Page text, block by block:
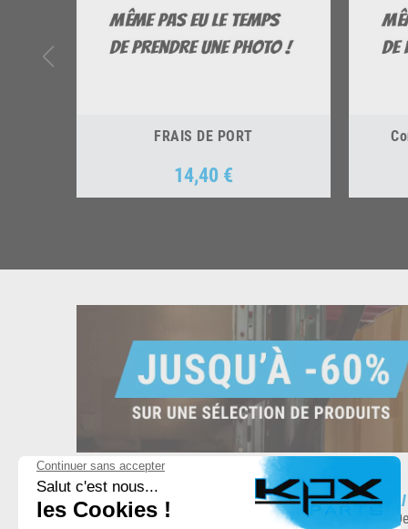
FRAIS DE PORT
Prix
14,40 €
ESPACE DE STOCKAGE
8.500 produits en stock